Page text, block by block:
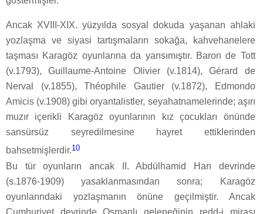
Ancak XVIII-XIX. yüzyılda sosyal dokuda yaşanan ahlaki
yozlaşma ve siyasi tartışmaların sokağa, kahvehanelere
taşması Karagöz oyunlarına da yansımıştır. Baron de Tott
(v.1793), Guillaume-Antoine Olivier (v.1814), Gérard de
Nerval (v.1855), Théophile Gautier (v.1872), Edmondo
Amicis (v.1908) gibi oryantalistler, seyahatnamelerinde; aşırı
muzır içerikli Karagöz oyunlarının kız çocukları önünde
sansürsüz seyredilmesine hayret ettiklerinden
bahsetmişlerdir.10
Bu tür oyunların ancak II. Abdülhamid Han devrinde
(s.1876-1909) yasaklanmasından sonra; Karagöz
oyunlarındaki yozlaşmanın önüne geçilmiştir. Ancak
Cumhuriyet devrinde Osmanlı geleneğinin redd-i mirası